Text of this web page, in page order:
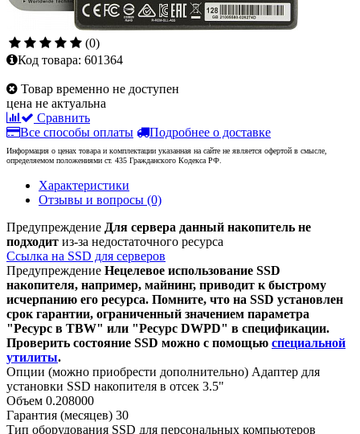
(0)
Код товара: 601364
Товар временно не доступен
цена не актуальна
Сравнить
Все способы оплаты
Подробнее о доставке
Информация о ценах товара и комплектации указанная на сайте не является офертой в смысле,
определяемом положениями ст. 435 Гражданского Кодекса РФ.
Характеристики
Отзывы и вопросы (0)
Предупреждение Для сервера данный накопитель не
подходит из-за недостаточного ресурса
Ссылка на SSD для серверов
Предупреждение Нецелевое использование SSD
накопителя, например, майнинг, приводит к быстрому
исчерпанию его ресурса. Помните, что на SSD установлен
срок гарантии, ограниченный значением параметра
"Ресурс в TBW" или "Ресурс DWPD" в спецификации.
Проверить состояние SSD можно с помощью специальной
утилиты.
Опции (можно приобрести дополнительно) Адаптер для
установки SSD накопителя в отсек 3.5"
Объем 0.208000
Гарантия (месяцев) 30
Тип оборудования SSD для персональных компьютеров